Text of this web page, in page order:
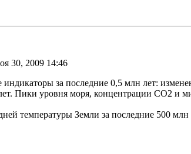
30, 2009 14:46
индикаторы за последние 0,5 млн лет:
Пики уровня моря, концентрации CO2 и
температуры Земли за последние 500